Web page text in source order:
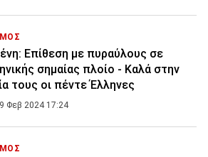
Επίθεση με πυραύλους σε
σημαίας πλοίο - Καλά στην
τους οι πέντε Έλληνες
Φεβ 2024 17:24